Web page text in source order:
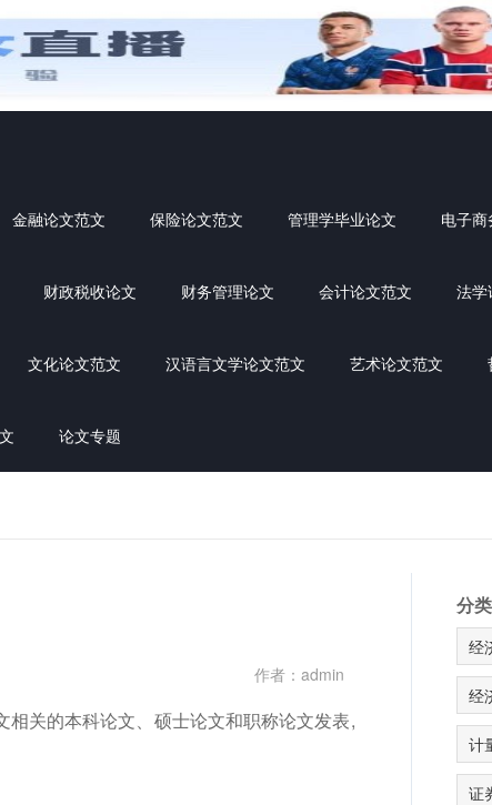
金融论文范文 保险论文范文 管理学毕业论文 电子
财政税收论文 财务管理论文 会计论文范文 法学
文化论文范文 汉语言文学论文范文 艺术论文范文
论文专题
作者：admin
关的本科论文、硕士论文和职称论文发表,
分类
经
经
计
证